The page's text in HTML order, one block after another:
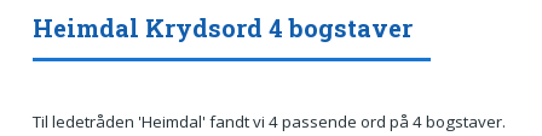
Heimdal Krydsord 4 bogstaver
Til ledetråden 'Heimdal' fandt vi 4 passende ord på 4 bogstaver.